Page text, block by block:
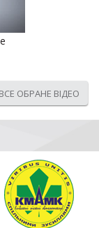
ВСЕ ОБРАНЕ ВІДЕО